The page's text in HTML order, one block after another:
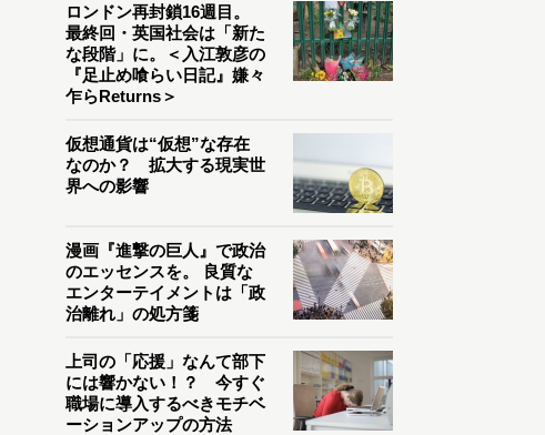
ロンドン再封鎖16週目。
最終回・英国社会は「新た
な段階」に。＜入江敦彦の
『足止め喰らい日記』嫌々
乍らReturns＞
仮想通貨は“仮想”な存在
なのか？ 拡大する現実世
界への影響
漫画『進撃の巨人』で政治
のエッセンスを。 良質な
エンターテイメントは「政
治離れ」の処方箋
上司の「応援」なんて部下
には響かない！？ 今すぐ
職場に導入するべきモチベ
ーションアップの方法